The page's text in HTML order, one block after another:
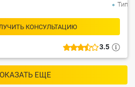
3.5
КОНСУЛЬТАЦИЮ
Тип
ЕЩЕ